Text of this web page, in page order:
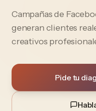
Campañas de
generan clientes
creativos
Pide tu